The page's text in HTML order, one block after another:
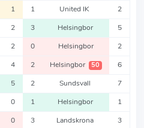
1 1 United IK 2
2 3 Helsingbor 5
2 0 Helsingbor 2
4 2 Helsingbor 50 6
5 2 Sundsvall 7
0 1 Helsingbor 1
0 3 Landskrona 3